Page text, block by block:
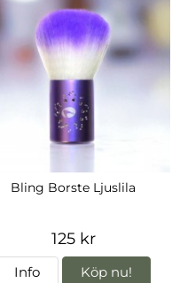
Bling Borste Ljuslila
125 kr
Info Köp nu!